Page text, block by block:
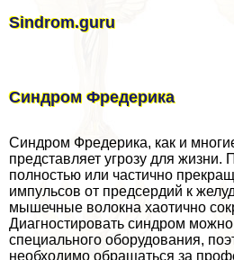
Sindrom.guru
Синдром Фредерика
Синдром Фредерика, как и
представляет угрозу для жизни.
полностью или частично
импульсов от предсердий к
мышечные волокна хаотично
Диагностировать синдром
специального оборудования,
необходимо обращаться за